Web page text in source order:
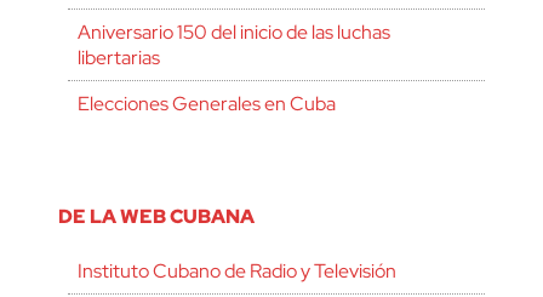
Aniversario 150 del inicio de las luchas
libertarias
Elecciones Generales en Cuba
DE LA WEB CUBANA
Instituto Cubano de Radio y Televisión